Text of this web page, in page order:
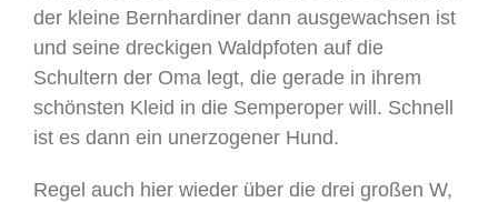
der kleine Bernhardiner dann ausgewachsen ist
und seine dreckigen Waldpfoten auf die
Schultern der Oma legt, die gerade in ihrem
schönsten Kleid in die Semperoper will. Schnell
ist es dann ein unerzogener Hund.
Regel auch hier wieder über die drei großen W,